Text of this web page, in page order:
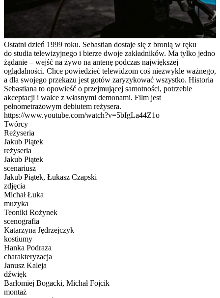
Ostatni dzień 1999 roku. Sebastian dostaje się z bronią w ręku
do studia telewizyjnego i bierze dwoje zakładników. Ma tylko jedno
żądanie – wejść na żywo na antenę podczas największej
oglądalności. Chce powiedzieć telewidzom coś niezwykle ważnego,
a dla swojego przekazu jest gotów zaryzykować wszystko. Historia
Sebastiana to opowieść o przejmującej samotności, potrzebie
akceptacji i walce z własnymi demonami. Film jest
pełnometrażowym debiutem reżysera.
https://www.youtube.com/watch?v=5bIgLa44Z1o
Twórcy
Reżyseria
Jakub Piątek
reżyseria
Jakub Piątek
scenariusz
Jakub Piątek, Łukasz Czapski
zdjęcia
Michał Łuka
muzyka
Teoniki Rożynek
scenografia
Katarzyna Jędrzejczyk
kostiumy
Hanka Podraza
charakteryzacja
Janusz Kaleja
dźwięk
Barłomiej Bogacki, Michał Fojcik
montaż